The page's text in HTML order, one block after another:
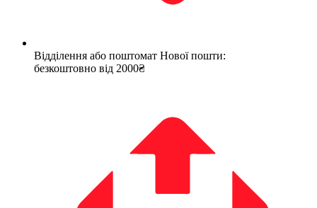
Відділення або поштомат Нової пошти:
безкоштовно від 2000₴